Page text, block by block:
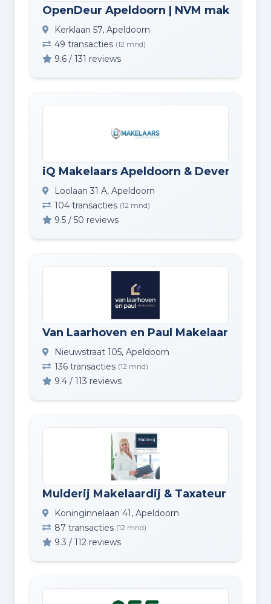
OpenDeur Apeldoorn | NVM makelaar
Kerklaan 57, Apeldoorn
49 transacties (12 mnd)
9.6 / 131 reviews
iQ Makelaars Apeldoorn & Deventer
Loolaan 31 A, Apeldoorn
104 transacties (12 mnd)
9.5 / 50 reviews
Van Laarhoven en Paul Makelaardij
Nieuwstraat 105, Apeldoorn
136 transacties (12 mnd)
9.4 / 113 reviews
Mulderij Makelaardij & Taxateur O.Z.
Koninginnelaan 41, Apeldoorn
87 transacties (12 mnd)
9.3 / 112 reviews